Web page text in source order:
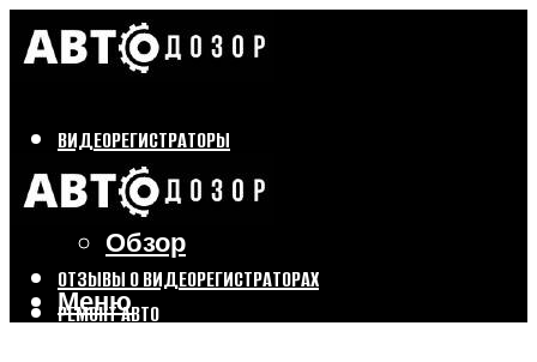
ВИДЕОРЕГИСТРАТОРЫ
Бренды
Выбор
Обзор
ОТЗЫВЫ О ВИДЕОРЕГИСТРАТОРАХ
РЕМОНТ АВТО
Меню